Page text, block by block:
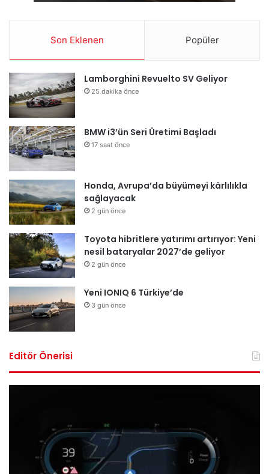
Son Eklenen Popüler
Lamborghini Revuelto SV Geliyor
25 dakika önce
BMW i3’ün Seri Üretimi Başladı
17 saat önce
Honda, Avrupa’da büyümeyi kârlılıkla
sağlayacak
2 gün önce
Toyota hibritlere yatırımı artırıyor: Yeni
nesil bataryalar 2027’de geliyor
2 gün önce
Yeni IONIQ 6 Türkiye’de
3 gün önce
Editör Önerisi